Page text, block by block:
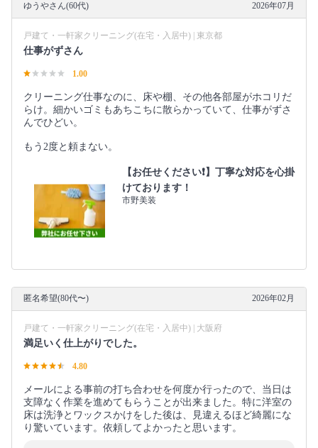
ゆうやさん(60代) 2026年07月
戸建て・一軒家クリーニング(在宅・入居中) | 東京都
仕事がずさん
1.00
クリーニング仕事なのに、床や棚、その他各部屋がホコリだ
らけ。細かいゴミもあちこちに散らかっていて、仕事がずさ
んでひどい。
もう2度と頼まない。
【お任せください❗️】丁寧な対応を心掛
けております！
市野美装
匿名希望(80代〜) 2026年02月
戸建て・一軒家クリーニング(在宅・入居中) | 大阪府
満足いく仕上がりでした。
4.80
メールによる事前の打ち合わせを何度か行ったので、当日は
支障なく作業を進めてもらうことが出来ました。特に洋室の
床は洗浄とワックスかけをした後は、見違えるほど綺麗にな
り驚いています。依頼してよかったと思います。